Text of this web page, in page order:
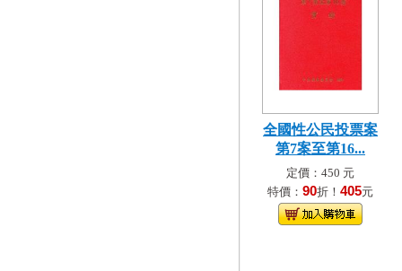
全國性公民投票案
第7案至第16...
定價：450 元
特價： 90折！ 405元